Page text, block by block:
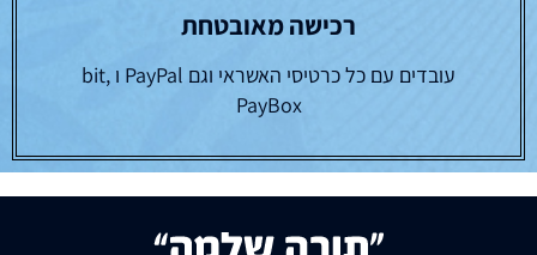
רכישה מאובטחת
עובדים עם כל כרטיסי האשראי וגם PayPal ו bit,
PayBox